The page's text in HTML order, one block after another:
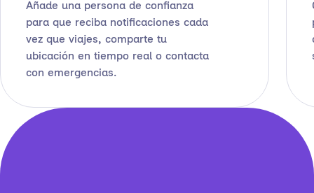
Añade una persona de confianza
para que reciba notificaciones cada
vez que viajes, comparte tu
ubicación en tiempo real o contacta
con emergencias.